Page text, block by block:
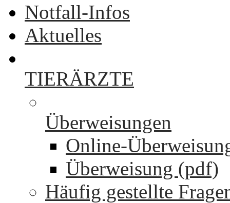
Notfall-Infos
Aktuelles
TIERÄRZTE
Überweisungen
Online-
Überweisung (pdf)
Häufig gestellte